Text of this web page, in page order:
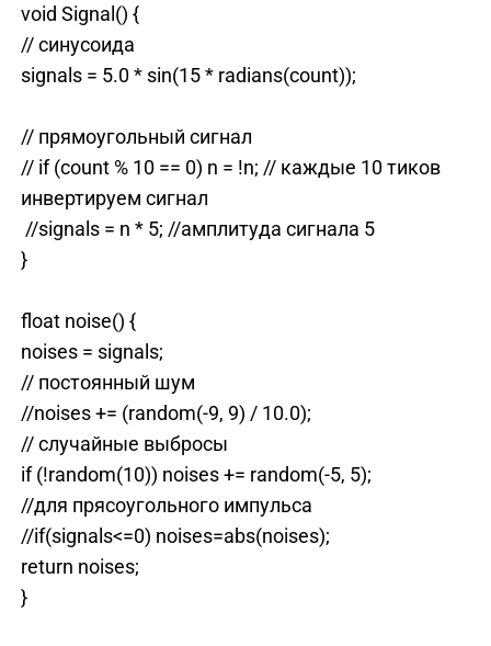
void Signal() {
// синусоида
signals = 5.0 * sin(15 * radians(count));
// прямоугольный сигнал
// if (count % 10 == 0) n = !n; // каждые 10 тиков
инвертируем сигнал
//signals = n * 5; //амплитуда сигнала 5
}
float noise() {
noises = signals;
// постоянный шум
//noises += (random(-9, 9) / 10.0);
// случайные выбросы
if (!random(10)) noises += random(-5, 5);
//для прясоугольного импульса
//if(signals<=0) noises=abs(noises);
return noises;
}